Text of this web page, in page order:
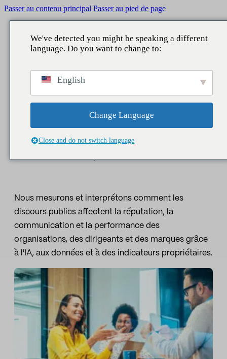
Passer au contenu principal Passer au pied de page
Législatif
Lac de données
Centre de contact
Assistants IA
Le sport
Communication d'entreprise
Réputation et marque
Gestionnaires et leadership
Marketing et parrainage
Publics et territoire
Sport et talent
Médias et reportages
institutions publiques
Études
Intelligence économique
Actualités
INTELLIGENCE
DE L'IMPACT
PUBLIQUE
Nous mesurons et interprétons comment les
discours publics affectent la réputation, la
communication et la performance des
organisations, des dirigeants et des marques grâce
à l'IA, aux données et à des indicateurs propriétaires.
We've detected you might be speaking a different
language. Do you want to change to:
English
Change Language
Close and do not switch language